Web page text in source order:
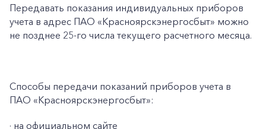
Передавать показания индивидуальных приборов
учета в адрес ПАО «Красноярскэнергосбыт» можно
не позднее 25-го числа текущего расчетного месяца.
Способы передачи показаний приборов учета в
ПАО «Красноярскэнергосбыт»:
· на официальном сайте